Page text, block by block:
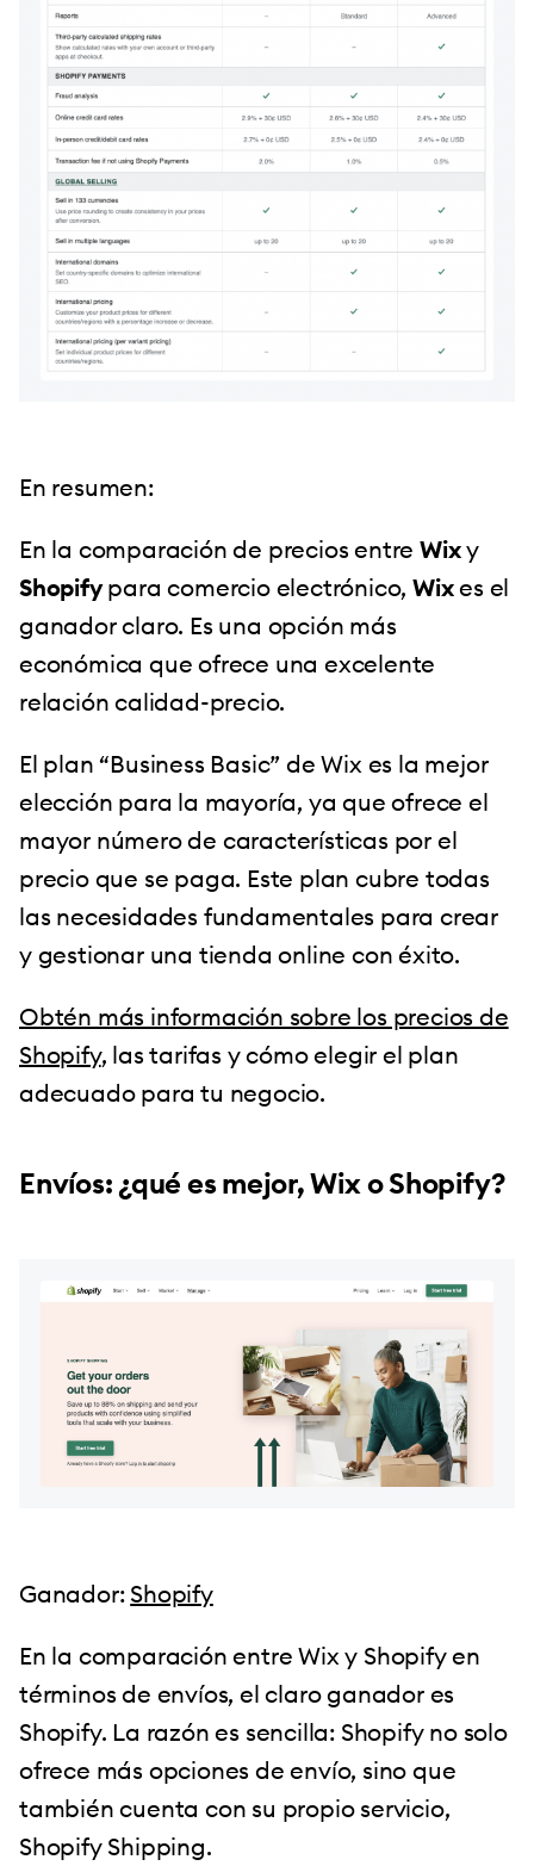
En resumen:
En la comparación de precios entre Wixy
Shopifypara comercio electrónico,Wixes el
ganador claro. Es una opción más
económica que ofrece una excelente
relación calidad-precio.
El plan “Business Basic” de Wix es la mejor
elección para la mayoría, ya que ofrece el
mayor número de características por el
precio que se paga. Este plan cubre todas
las necesidades fundamentales para crear
y gestionar una tienda online con éxito.
Obtén más información sobre los precios de
Shopify, las tarifas y cómo elegir el plan
adecuado para tu negocio.
Envíos: ¿qué es mejor, Wix o Shopify?
Ganador: Shopify
En la comparación entre Wix y Shopify en
términos de envíos, el claro ganador es
Shopify. La razón es sencilla: Shopify no solo
ofrece más opciones de envío, sino que
también cuenta con su propio servicio,
Shopify Shipping.